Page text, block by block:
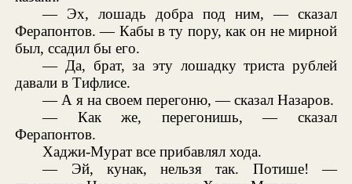
— Эх, лошадь добра под ним, — сказал
Ферапонтов. — Кабы в ту пору, как он не мирной
был, ссадил бы его.
— Да, брат, за эту лошадку триста рублей
давали в Тифлисе.
— А я на своем перегоню, — сказал Назаров.
— Как же, перегонишь, — сказал
Ферапонтов.
Хаджи-Мурат все прибавлял хода.
— Эй, кунак, нельзя так. Потише! —